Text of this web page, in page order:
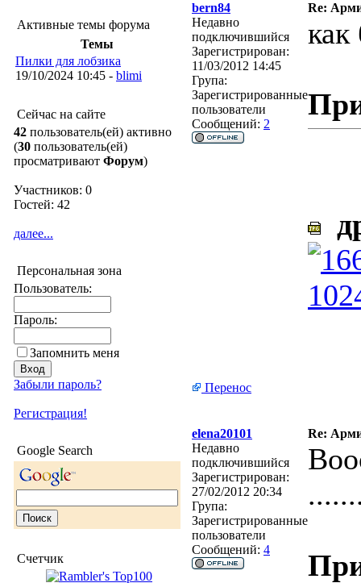
Активные темы форума
Темы
Пилки для лобзика
19/10/2024 10:45 - blimi
Сейчас на сайте
42 пользователь(ей) активно
(30 пользователь(ей)
просматривают Форум)
Участников: 0
Гостей: 42
далее...
Персональная зона
Пользователь:
Пароль:
Запомнить меня
Забыли пароль?
Регистрация!
Google Search
Счетчик
bern84
Re:
Недавно
подключившийся
Зарегистрирован:
11/03/2012 14:45
Група:
Зарегистрированные
пользователи
Сообщений: 2
как
Перенос
elena20101
Re:
Недавно
подключившийся
Зарегистрирован:
27/02/2012 20:34
Група:
Зарегистрированные
пользователи
Сообщений: 4